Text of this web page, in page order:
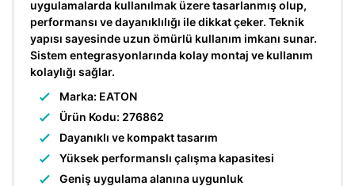
uygulamalarda kullanılmak üzere tasarlanmış olup,
performansı ve dayanıklılığı ile dikkat çeker. Teknik
yapısı sayesinde uzun ömürlü kullanım imkanı sunar.
Sistem entegrasyonlarında kolay montaj ve kullanım
kolaylığı sağlar.
Marka: EATON
Ürün Kodu: 276862
Dayanıklı ve kompakt tasarım
Yüksek performanslı çalışma kapasitesi
Geniş uygulama alanına uygunluk